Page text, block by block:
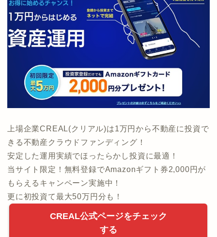
上場企業CREAL(クリアル)は1万円から不動産に投資で
きる不動産クラウドファンディング！
安定した運用実績でほったらかし投資に最適！
当サイト限定！無料登録でAmazonギフト券2,000円が
もらえるキャンペーン実施中！
更に初投資て最大50万円分も！
CREAL公式ページをチェック
する